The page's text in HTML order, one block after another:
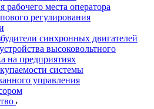
рабочего места оператора
регулирования
синхронных двигателей
высоковольтного
на предприятиях
системы
управления